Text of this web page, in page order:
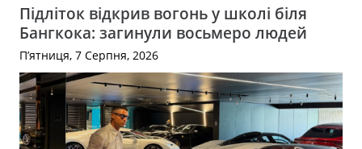
Підліток відкрив вогонь у школі біля
Бангкока: загинули восьмеро людей
П’ятниця, 7 Серпня, 2026